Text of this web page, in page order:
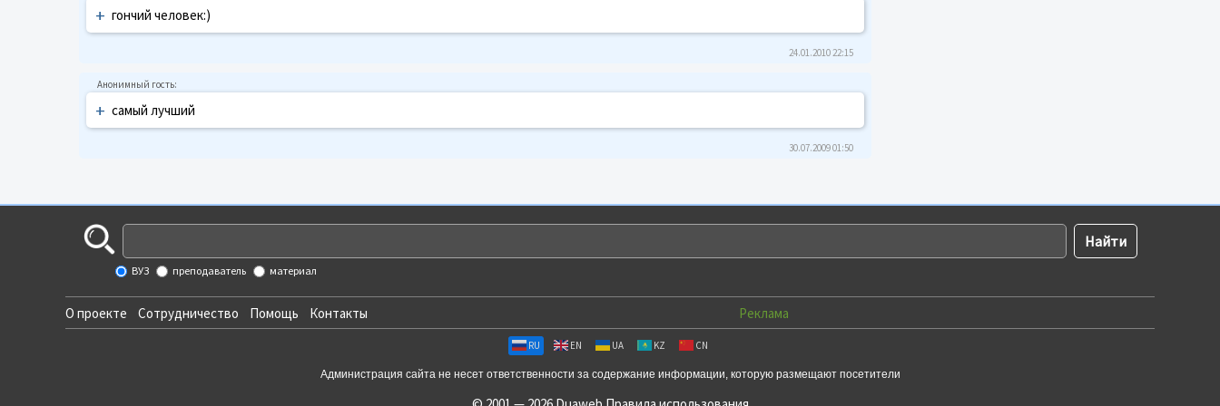
+ гончий человек:)
24.01.2010 22:15
+ самый лучший
30.07.2009 01:50
ВУЗ преподаватель материал
О проекте Сотрудничество Помощь Контакты Реклама
RU EN UA KZ CN
Администрация сайта не несет ответственности за содержание информации, которую размещают посетители